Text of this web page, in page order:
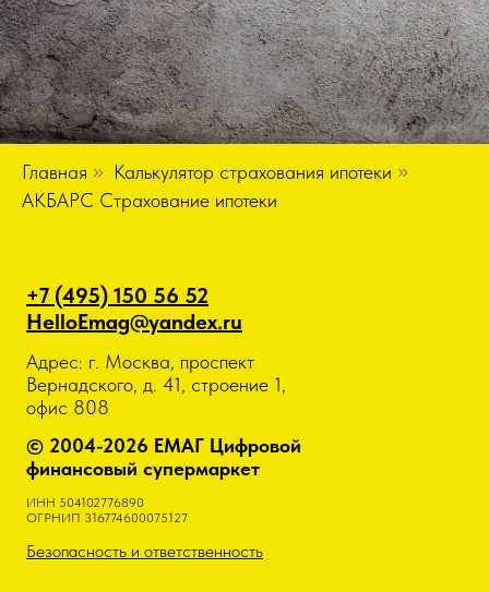
Главная » Калькулятор страхования ипотеки »
АКБАРС Страхование ипотеки
+7 (495) 150 56 52
HelloEmag@yandex.ru
Адрес: г. Москва, проспект
Вернадского, д. 41, строение 1,
офис 808
© 2004-2026 ЕМАГ Цифровой
финансовый супермаркет
ИНН 504102776890
ОГРНИП 316774600075127
Безопасность и ответственность